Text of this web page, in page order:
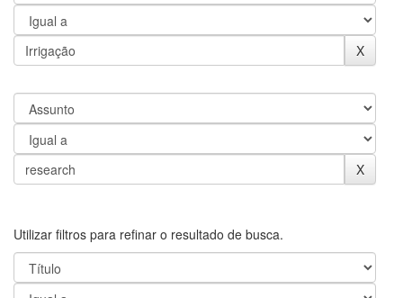
Utilizar filtros para refinar o resultado de busca.